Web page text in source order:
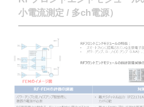
小電流測定 / 多ch電源）